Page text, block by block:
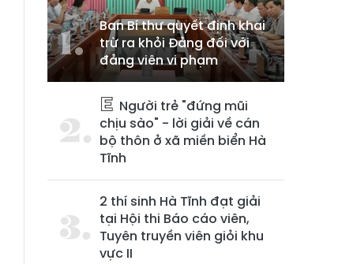
Ban Bí thư quyết định khai
trừ ra khỏi Đảng đối với
đảng viên vi phạm
Người trẻ "đứng mũi
chịu sào" - lời giải về cán
bộ thôn ở xã miền biển Hà
Tĩnh
2 thí sinh Hà Tĩnh đạt giải
tại Hội thi Báo cáo viên,
Tuyên truyền viên giỏi khu
vực II